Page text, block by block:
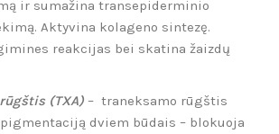
ir sumažina transepiderminio
Aktyvina kolageno sintezę.
reakcijas bei skatina žaizdų
(TXA) – traneksamo rūgštis
dviem būdais – blokuoja